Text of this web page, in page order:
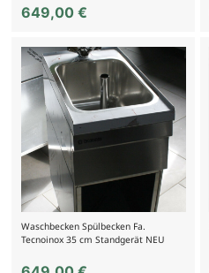
649,00 €
Waschbecken Spülbecken Fa.
Tecnoinox 35 cm Standgerät NEU